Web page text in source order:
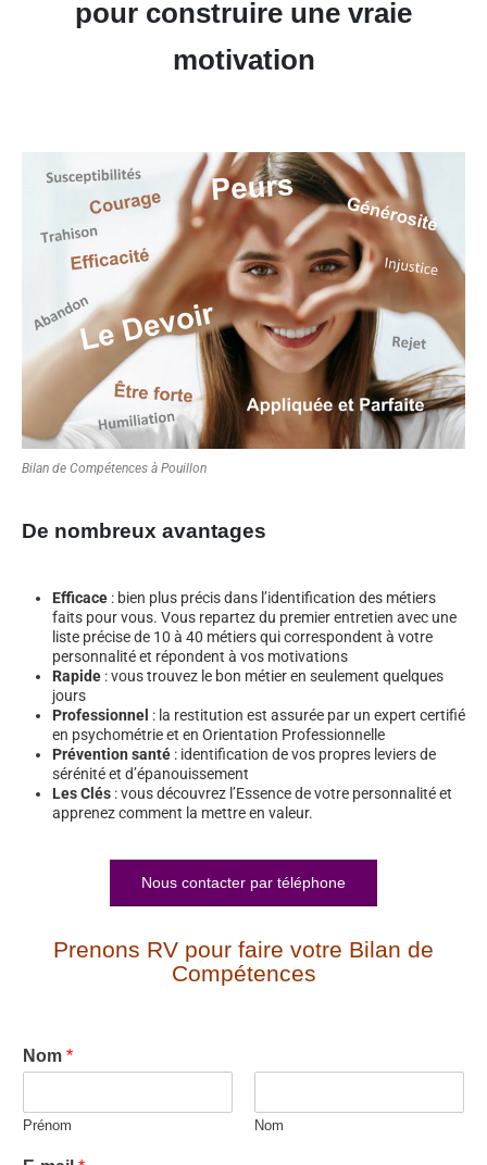
pour construire une vraie
motivation
Bilan de Compétences à Pouillon
De nombreux avantages
Efficace : bien plus précis dans l’identification des métiers
faits pour vous. Vous repartez du premier entretien avec une
liste précise de 10 à 40 métiers qui correspondent à votre
personnalité et répondent à vos motivations
Rapide : vous trouvez le bon métier en seulement quelques
jours
Professionnel : la restitution est assurée par un expert certifié
en psychométrie et en Orientation Professionnelle
Prévention santé : identification de vos propres leviers de
sérénité et d’épanouissement
Les Clés : vous découvrez l’Essence de votre personnalité et
apprenez comment la mettre en valeur.
Nous contacter par téléphone
Prenons RV pour faire votre Bilan de
Compétences
Nom *
Prénom Nom